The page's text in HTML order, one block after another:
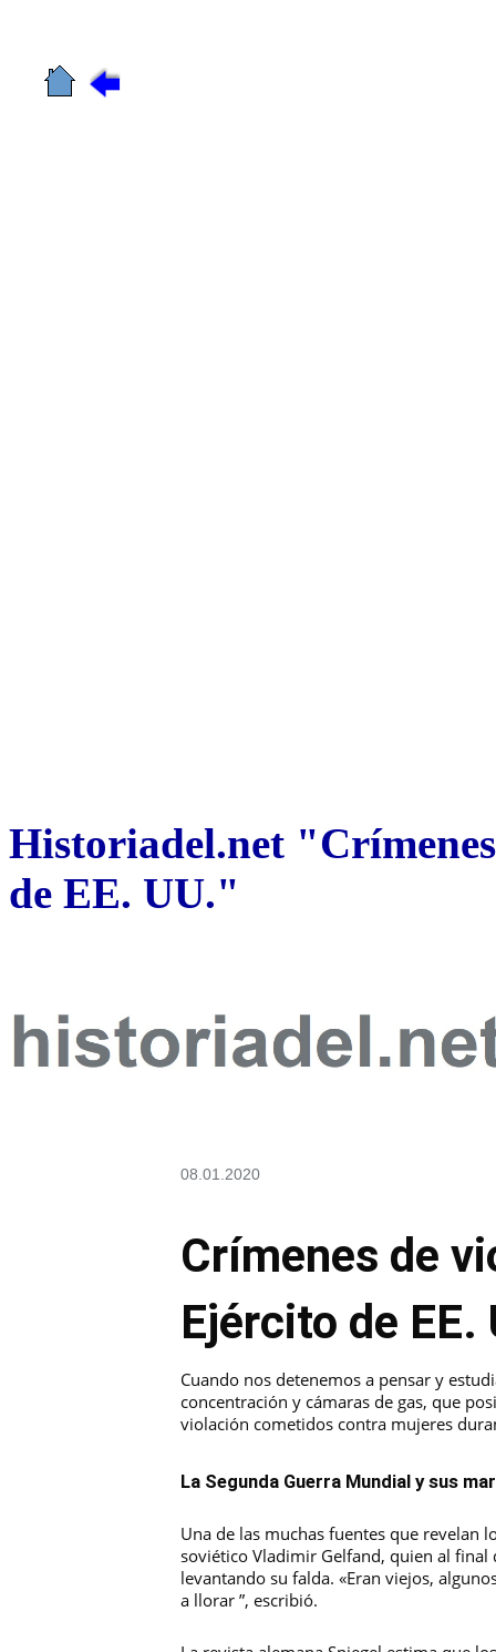
Historiadel.net
de EE. UU."
08.01.2020
Crímenes de
Ejército de EE.
Cuando nos detenemos a pensar y
concentración y cámaras de gas, que
violación cometidos contra mujeres
La Segunda Guerra Mundial y sus
Una de las muchas fuentes que revelan
soviético Vladimir Gelfand, quien al final
levantando su falda. «Eran viejos,
a llorar ”, escribió.